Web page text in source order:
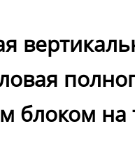
блоком на